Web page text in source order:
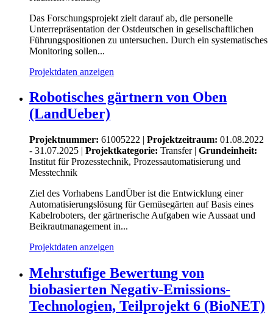
Das Forschungsprojekt zielt darauf ab, die personelle
Unterrepräsentation der Ostdeutschen in gesellschaftlichen
Führungspositionen zu untersuchen. Durch ein systematisches
Monitoring sollen...
Projektdaten anzeigen
Robotisches gärtnern von Oben
(LandUeber)
Projektnummer: 61005222 | Projektzeitraum: 01.08.2022
- 31.07.2025 | Projektkategorie: Transfer| Grundeinheit:
Institut für Prozesstechnik, Prozessautomatisierung und
Messtechnik
Ziel des Vorhabens LandÜber ist die Entwicklung einer
Automatisierungslösung für Gemüsegärten auf Basis eines
Kabelroboters, der gärtnerische Aufgaben wie Aussaat und
Beikrautmanagement in...
Projektdaten anzeigen
Mehrstufige Bewertung von
biobasierten Negativ-Emissions-
Technologien, Teilprojekt 6 (BioNET)